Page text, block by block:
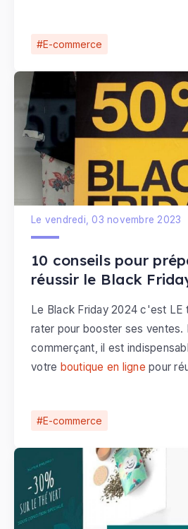
E-commerce
E-commerce
10 conseils pour
réussir le Black
Le vendredi, 03 novembre 2023
Le Black Friday 2024 c'est LE
rater pour booster ses ventes.
commerçant, il est
votre boutique en ligne pour